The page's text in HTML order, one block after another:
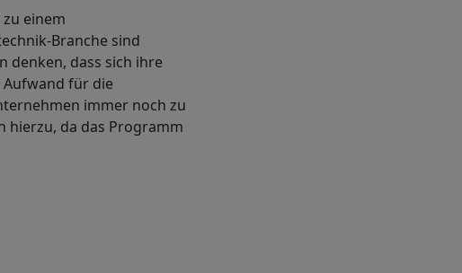
einem
Branche sind
denken, dass sich ihre
Aufwand für die
immer noch zu
hierzu, da das Programm